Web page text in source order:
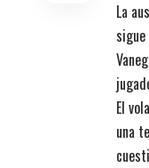
La
El
una